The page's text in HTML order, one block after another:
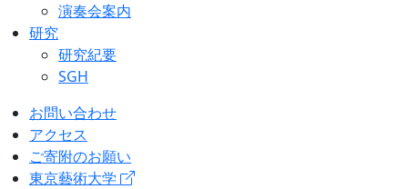
演奏会案内
研究
研究紀要
SGH
お問い合わせ
アクセス
ご寄附のお願い
東京藝術大学